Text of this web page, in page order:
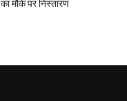
मौके पर निस्तारण